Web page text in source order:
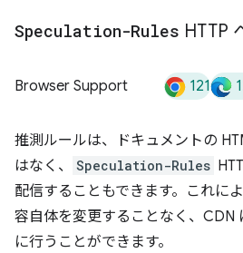
Speculation-Rules HTTP
Browser Support 121
推測ルールは、ドキュメントの
はなく、
Speculation-Rules
配信することもできます。これに
容自体を変更することなく、CDN
に行うことができます。